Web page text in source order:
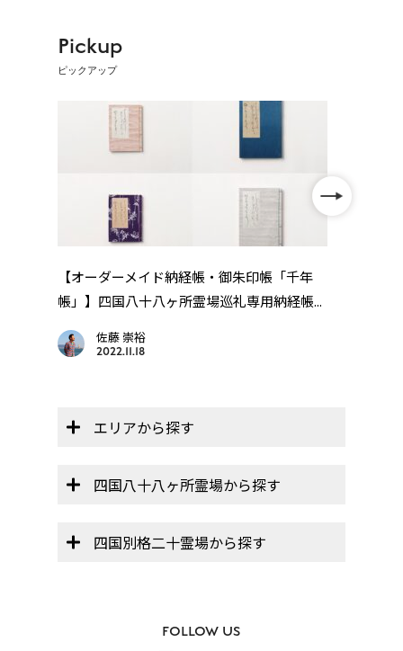
Pickup
ピックアップ
【オーダーメイド納経帳・御朱印帳「千年
帳」】四国八十八ヶ所霊場巡礼専用納経帳...
佐藤 崇裕
2022.11.18
エリアから探す
四国八十八ヶ所霊場から探す
四国別格二十霊場から探す
FOLLOW US